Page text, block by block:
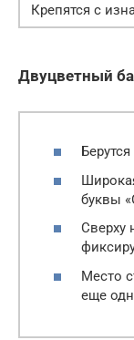
Крепятся с
Двуцветный
буквы
Сверху
Место
еще